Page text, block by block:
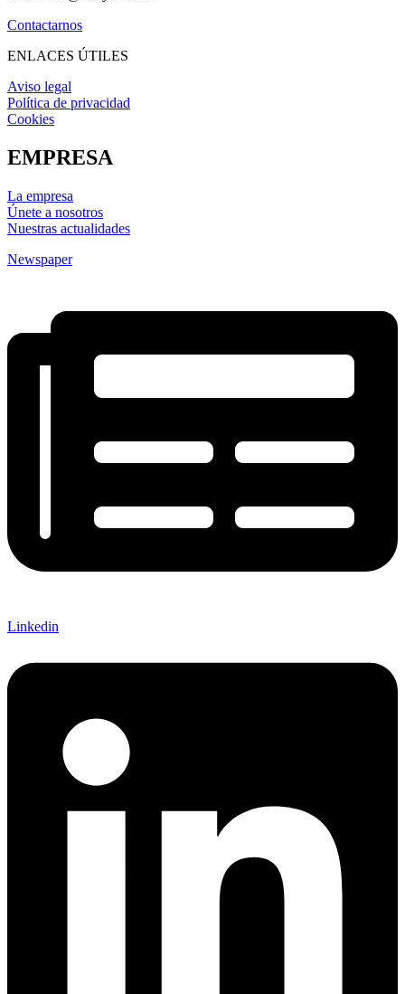
Contactarnos
ENLACES ÚTILES
Aviso legal
Política de privacidad
Cookies
EMPRESA
La empresa
Únete a nosotros
Nuestras actualidades
Newspaper
Linkedin